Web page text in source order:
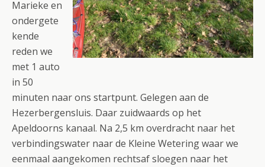
Marieke en
ondergete
kende
reden we
met 1 auto
in 50
minuten naar ons startpunt. Gelegen aan de
Hezerbergensluis. Daar zuidwaards op het
Apeldoorns kanaal. Na 2,5 km overdracht naar het
verbindingswater naar de Kleine Wetering waar we
eenmaal aangekomen rechtsaf sloegen naar het